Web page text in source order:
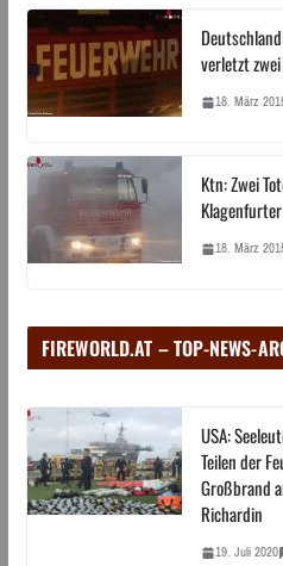
verletzt
18. März
Ktn: Zwei
18. März
FIREWORLD.AT – TOP-NEWS-
USA:
Teilen der
Großbrand
Richardin
19. Juli 2020